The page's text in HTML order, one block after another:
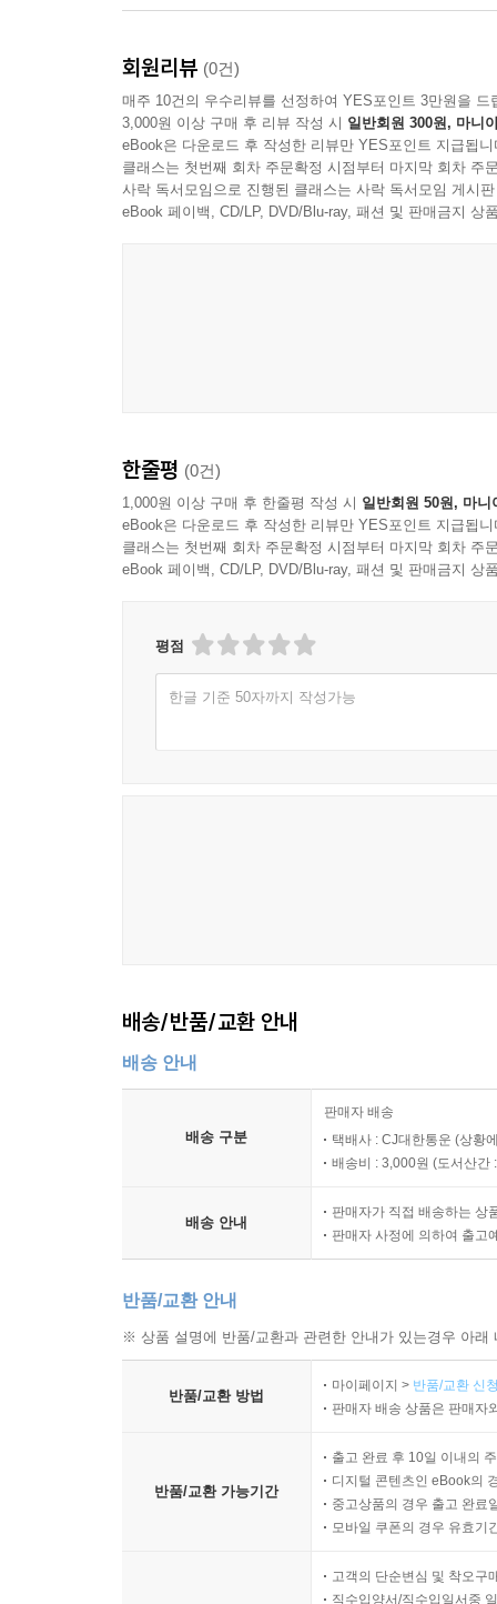
회원리뷰 (0건)
매주 10건의 우수리뷰를 선정하여 YES포인트 3만원을 드
3,000원 이상 구매 후 리뷰 작성 시 일반회원 300원, 마니
eBook은 다운로드 후 작성한 리뷰만 YES포인트 지급됩니
클래스는 첫번째 회차 주문확정 시점부터 마지막 회차 주
사락 독서모임으로 진행된 클래스는 사락 독서모임 게시
eBook 페이백, CD/LP, DVD/Blu-ray, 패션 및 판매금지 상
한줄평 (0건)
1,000원 이상 구매 후 한줄평 작성 시 일반회원 50원, 마니
eBook은 다운로드 후 작성한 리뷰만 YES포인트 지급됩니
클래스는 첫번째 회차 주문확정 시점부터 마지막 회차 주
eBook 페이백, CD/LP, DVD/Blu-ray, 패션 및 판매금지 상
평점
한글 기준 50자까지 작성가능
배송/반품/교환 안내
배송 안내
배송 구분
판매자 배송
택배사 : CJ대한통운 (상황
배송비 : 3,000원 (도서산간
배송 안내
판매자가 직접 배송하는 상
판매자 사정에 의하여 출고
반품/교환 안내
※ 상품 설명에 반품/교환과 관련한 안내가 있는경우 아
반품/교환 방법
마이페이지 > 반품/교환 신
판매자 배송 상품은 판매자
반품/교환 가능기간
출고 완료 후 10일 이내의
디지털 콘텐츠인 eBook의
중고상품의 경우 출고 완료
모바일 쿠폰의 경우 유효기
고객의 단순변심 및 착오구
직수입양서/직수입일서중